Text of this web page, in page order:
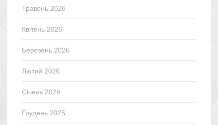
Травень 2026
Квітень 2026
Березень 2026
Лютий 2026
Січень 2026
Грудень 2025